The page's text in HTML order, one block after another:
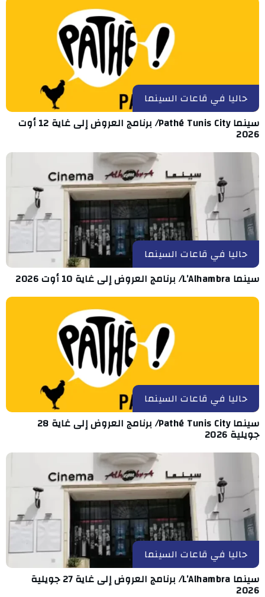
حاليا في قاعات السينما
سينما Pathé Tunis City/ برنامج العروض إلى غاية 12 أوت
2026
حاليا في قاعات السينما
سينما L’Alhambra/ برنامج العروض إلى غاية 10 أوت 2026
حاليا في قاعات السينما
سينما Pathé Tunis City/ برنامج العروض إلى غاية 28
جويلية 2026
حاليا في قاعات السينما
سينما L’Alhambra/ برنامج العروض إلى غاية 27 جويلية
2026